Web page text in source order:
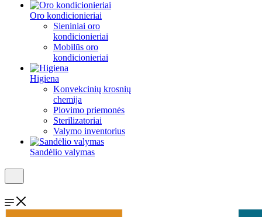
Oro kondicionieriai
Sieniniai oro
kondicionieriai
Mobilūs oro
kondicionieriai
Higiena
Konvekcinių krosnių
chemija
Plovimo priemonės
Sterilizatoriai
Valymo inventorius
Sandėlio valymas